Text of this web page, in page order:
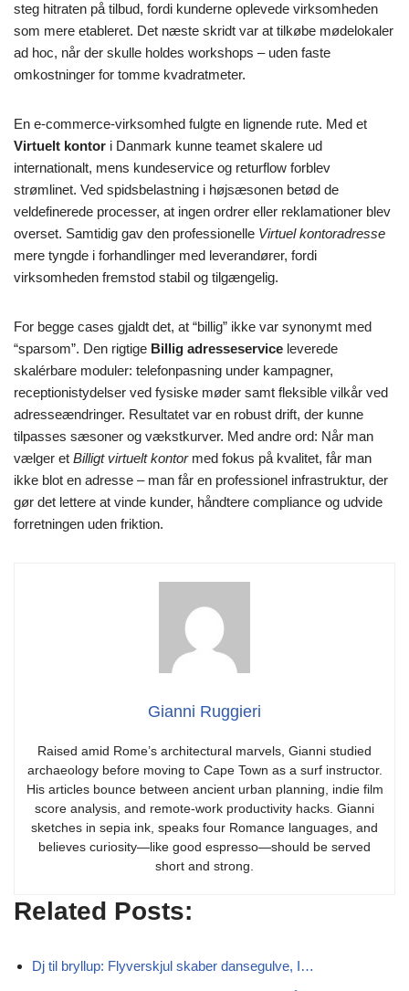
steg hitraten på tilbud, fordi kunderne oplevede virksomheden
som mere etableret. Det næste skridt var at tilkøbe mødelokaler
ad hoc, når der skulle holdes workshops – uden faste
omkostninger for tomme kvadratmeter.
En e-commerce-virksomhed fulgte en lignende rute. Med et
Virtuelt kontor i Danmark kunne teamet skalere ud
internationalt, mens kundeservice og returflow forblev
strømlinet. Ved spidsbelastning i højsæsonen betød de
veldefinerede processer, at ingen ordrer eller reklamationer blev
overset. Samtidig gav den professionelle Virtuel kontoradresse
mere tyngde i forhandlinger med leverandører, fordi
virksomheden fremstod stabil og tilgængelig.
For begge cases gjaldt det, at “billig” ikke var synonymt med
“sparsom”. Den rigtige Billig adresseservice leverede
skalérbare moduler: telefonpasning under kampagner,
receptionistydelser ved fysiske møder samt fleksible vilkår ved
adresseændringer. Resultatet var en robust drift, der kunne
tilpasses sæsoner og vækstkurver. Med andre ord: Når man
vælger et Billigt virtuelt kontormed fokus på kvalitet, får man
ikke blot en adresse – man får en professionel infrastruktur, der
gør det lettere at vinde kunder, håndtere compliance og udvide
forretningen uden friktion.
Gianni Ruggieri
Raised amid Rome’s architectural marvels, Gianni studied
archaeology before moving to Cape Town as a surf instructor.
His articles bounce between ancient urban planning, indie film
score analysis, and remote-work productivity hacks. Gianni
sketches in sepia ink, speaks four Romance languages, and
believes curiosity—like good espresso—should be served
short and strong.
Related Posts:
Dj til bryllup: Flyverskjul skaber dansegulve, I…